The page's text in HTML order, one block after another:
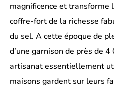
magnificence et transforme
coffre-fort de la richesse
du sel. A cette époque de
d’une garnison de près de
artisanat essentiellement
maisons gardent sur leurs